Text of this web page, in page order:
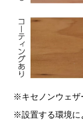
※キセノンウェザ
※設置する環境に